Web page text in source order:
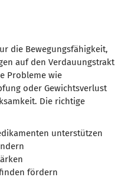
die Bewegungsfähigkeit,
auf den Verdauungstrakt
Probleme wie
oder Gewichtsverlust
Die richtige
unterstützen
fördern